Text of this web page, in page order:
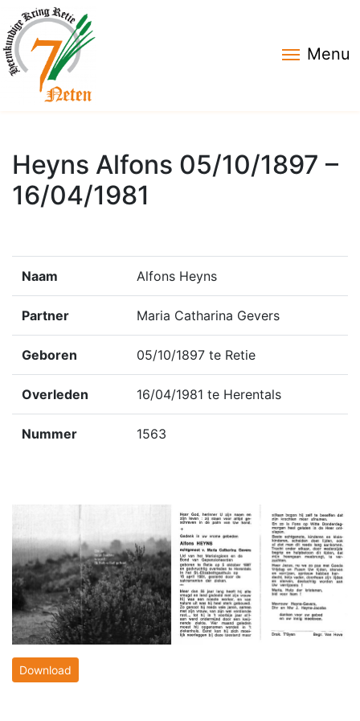
Menu
Heyns Alfons 05/10/1897 –
16/04/1981
Naam Alfons Heyns
Partner Maria Catharina Gevers
Geboren 05/10/1897 te Retie
Overleden 16/04/1981 te Herentals
Nummer 1563
Download